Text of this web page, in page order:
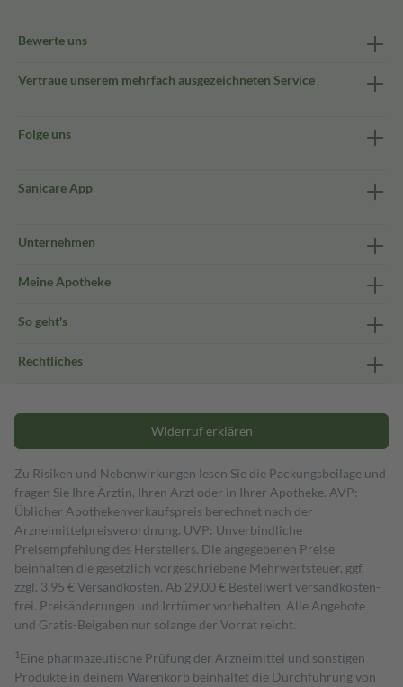
Bewerte uns
Vertraue unserem mehrfach ausgezeichneten Service
Folge uns
Sanicare App
Unternehmen
Meine Apotheke
So geht's
Rechtliches
Widerruf erklären
Zu Risiken und Nebenwirkungen lesen Sie die Packungsbeilage und
fragen Sie Ihre Ärztin, Ihren Arzt oder in Ihrer Apotheke. AVP:
Üblicher Apothekenverkaufspreis berechnet nach der
Arzneimittelpreisverordnung. UVP: Unverbindliche
Preisempfehlung des Herstellers. Die angegebenen Preise
beinhalten die gesetzlich vorgeschriebene Mehrwertsteuer, ggf.
zzgl. 3,95 € Versandkosten. Ab 29,00 € Bestell­wert versand­kosten­
frei. Preisänderungen und Irrtümer vorbehalten. Alle Angebote
und Gratis-Beigaben nur solange der Vorrat reicht.
1 Eine pharmazeutische Prüfung der Arzneimittel und sonstigen
Produkte in deinem Warenkorb beinhaltet die Durchführung von